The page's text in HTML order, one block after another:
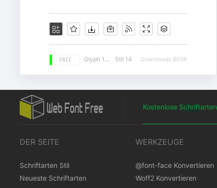
FREE Glyph 158 Stil 14 Downloads 8056
Kostenlose Schriftarten
DER SEITE
Schriftarten Stil
Neueste Schriftarten
WERKZEUGE
@font-face Konvertieren
Woff2 Konvertieren